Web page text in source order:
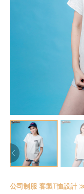
公司制服 客製T恤設計